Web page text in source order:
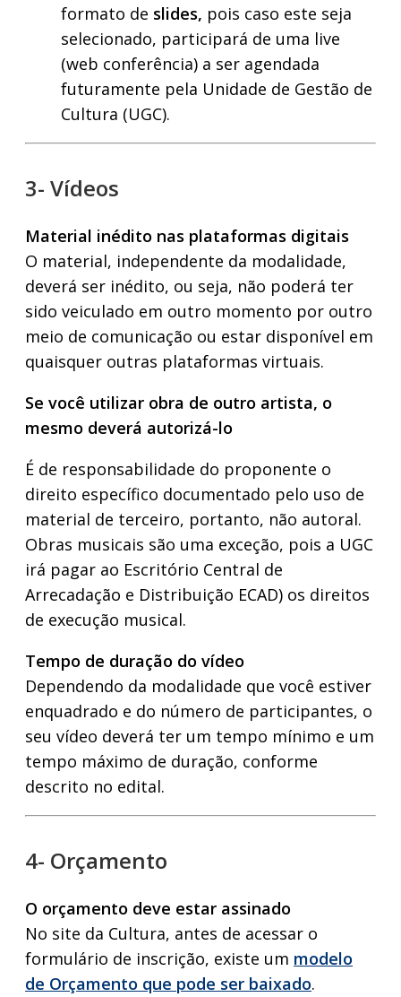
formato de slides, pois caso este seja
selecionado, participará de uma live
(web conferência) a ser agendada
futuramente pela Unidade de Gestão de
Cultura (UGC).
3- Vídeos
Material inédito nas plataformas digitais
O material, independente da modalidade,
deverá ser inédito, ou seja, não poderá ter
sido veiculado em outro momento por outro
meio de comunicação ou estar disponível em
quaisquer outras plataformas virtuais.
Se você utilizar obra de outro artista, o
mesmo deverá autorizá-lo
É de responsabilidade do proponente o
direito específico documentado pelo uso de
material de terceiro, portanto, não autoral.
Obras musicais são uma exceção, pois a UGC
irá pagar ao Escritório Central de
Arrecadação e Distribuição ECAD) os direitos
de execução musical.
Tempo de duração do vídeo
Dependendo da modalidade que você estiver
enquadrado e do número de participantes, o
seu vídeo deverá ter um tempo mínimo e um
tempo máximo de duração, conforme
descrito no edital.
4- Orçamento
O orçamento deve estar assinado
No site da Cultura, antes de acessar o
formulário de inscrição, existe um modelo
de Orçamento que pode ser baixado.